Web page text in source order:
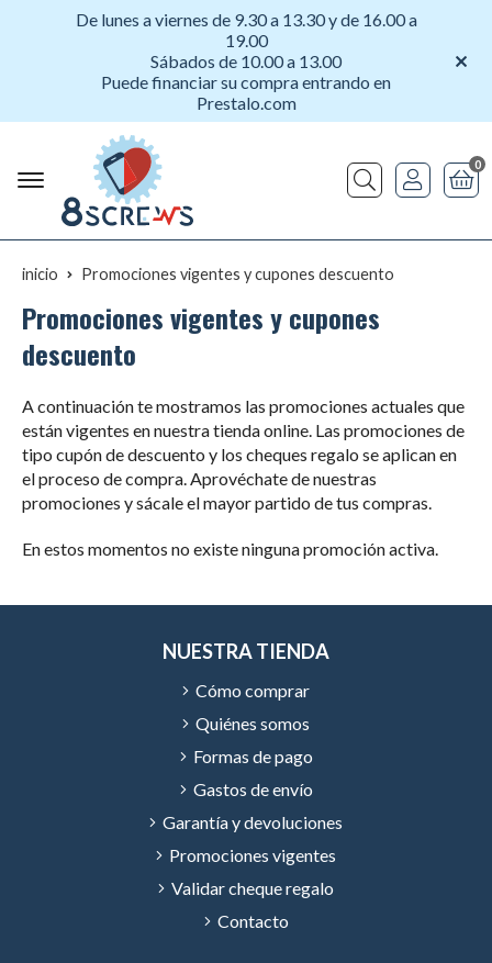
De lunes a viernes de 9.30 a 13.30 y de 16.00 a
19.00
Sábados de 10.00 a 13.00
Puede financiar su compra entrando en
Prestalo.com
Buscar
0
inicio Promociones vigentes y cupones descuento
Promociones vigentes y cupones
descuento
A continuación te mostramos las promociones actuales que
están vigentes en nuestra tienda online. Las promociones de
tipo cupón de descuento y los cheques regalo se aplican en
el proceso de compra. Aprovéchate de nuestras
promociones y sácale el mayor partido de tus compras.
En estos momentos no existe ninguna promoción activa.
NUESTRA TIENDA
Cómo comprar
Quiénes somos
Formas de pago
Gastos de envío
Garantía y devoluciones
Promociones vigentes
Validar cheque regalo
Contacto